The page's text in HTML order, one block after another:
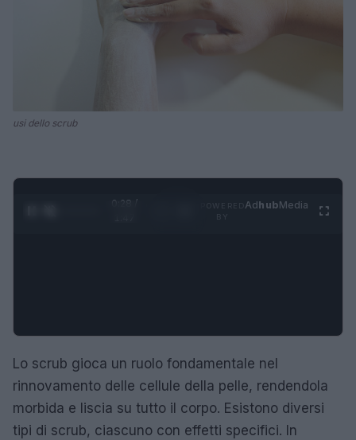
usi dello scrub
0:28 /
AdhubMedia
Lo scrub gioca un ruolo fondamentale nel
rinnovamento delle cellule della pelle, rendendola
morbida e liscia su tutto il corpo. Esistono diversi
tipi di scrub, ciascuno con effetti specifici. In